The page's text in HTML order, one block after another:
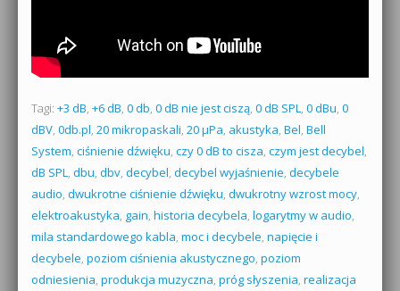
Tagi: +3 dB, +6 dB, 0 db, 0 dB nie jest ciszą, 0 dB SPL, 0 dBu, 0
dBV, 0db.pl, 20 mikropaskali, 20 µPa, akustyka, Bel, Bell
System, ciśnienie dźwięku, czy 0 dB to cisza, czym jest decybel,
dB SPL, dbu, dbv, decybel, decybel wyjaśnienie, decybele
audio, dwukrotne ciśnienie dźwięku, dwukrotny wzrost mocy,
elektroakustyka, gain, historia decybela, logarytmy w audio,
mila standardowego kabla, moc i decybele, napięcie i
decybele, poziom ciśnienia akustycznego, poziom
odniesienia, produkcja muzyczna, próg słyszenia, realizacja